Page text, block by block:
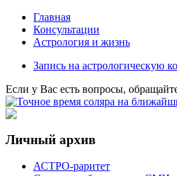
Главная
Консультации
Астрология и жизнь
Запись на астрологическую
Eсли у Вас есть вопросы,
Личный архив
АСТРО-раритет